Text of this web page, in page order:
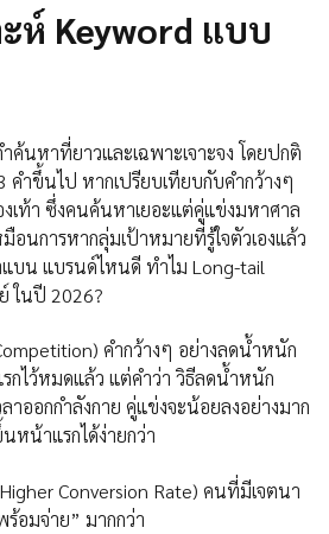
ห์ Keyword แบบ
ค้นหาที่ยาวและเฉพาะเจาะจง โดยปกติ
คำขึ้นไป หากเปรียบเทียบกับคำกว้างๆ
เท้า ซึ่งคนค้นหาเยอะแต่คู่แข่งมหาศาล
อนการหากลุ่มเป้าหมายที่รู้ใจตัวเองแล้ว
แบน แบรนด์ไหนดี ทำไม Long-tail
ในปี 2026?
คำกว้างๆ อย่างลดน้ำหนัก
ไว้หมดแล้ว แต่คำว่า วิธีลดน้ำหนัก
าออกกำลังกาย คู่แข่งจะน้อยลงอย่างมาก
หน้าแรกได้ง่ายกว่า
Conversion Rate) คนที่มีเจตนา
อมจ่าย” มากกว่า